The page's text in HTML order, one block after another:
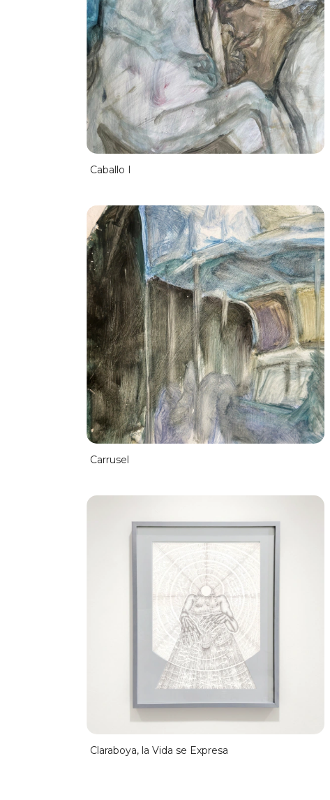
Caballo I
Carrusel
Claraboya, la Vida se Expresa